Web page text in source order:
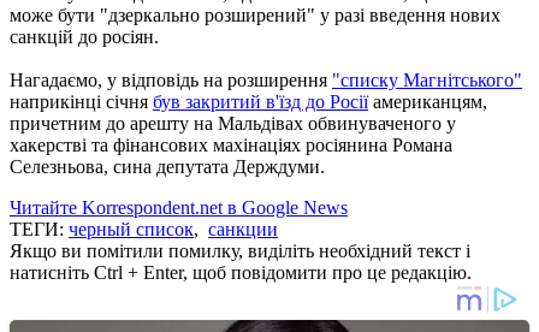
може бути "дзеркально розширений" у разі введення нових
санкцій до росіян.
Нагадаємо, у відповідь на розширення "списку Магнітського"
наприкінці січня був закритий в'їзд до Росіїамериканцям,
причетним до арешту на Мальдівах обвинуваченого у
хакерстві та фінансових махінаціях росіянина Романа
Селезньова, сина депутата Держдуми.
Читайте Korrespondent.net в Google News
ТЕГИ: черный список, санкции
Якщо ви помітили помилку, виділіть необхідний текст і
натисніть Ctrl + Enter, щоб повідомити про це редакцію.